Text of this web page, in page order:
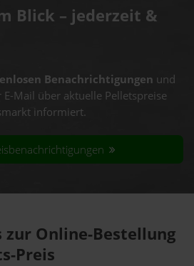
Blick – jederzeit &
Benachrichtigungen und
Mail über aktuelle Pelletspreise
informiert.
zur Online-Bestellung
Preis